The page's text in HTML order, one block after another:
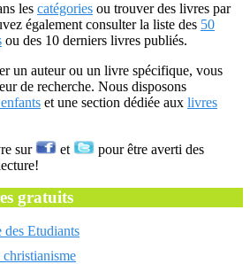
les catégories ou trouver des livres par
également consulter la liste des 50
ou des 10 derniers livres publiés.
un auteur ou un livre spécifique, vous
de recherche. Nous disposons
et une section dédiée aux livres
sur et
pour être averti des
gratuits
Etudiants